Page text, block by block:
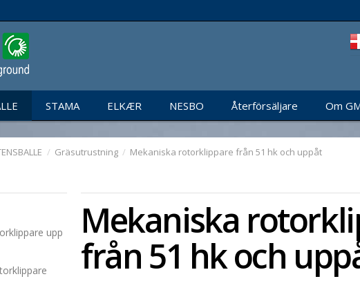
STAMA ELKÆR NESBO Återförsäljare Om
/ Gräsutrustning / Mekaniska rotorklippare från 51 hk och uppåt
upp
Mekaniska
från 51 hk och